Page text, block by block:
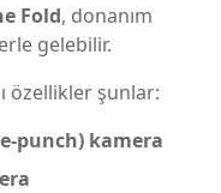
Fold, donanım
gelebilir.
özellikler şunlar:
punch) kamera